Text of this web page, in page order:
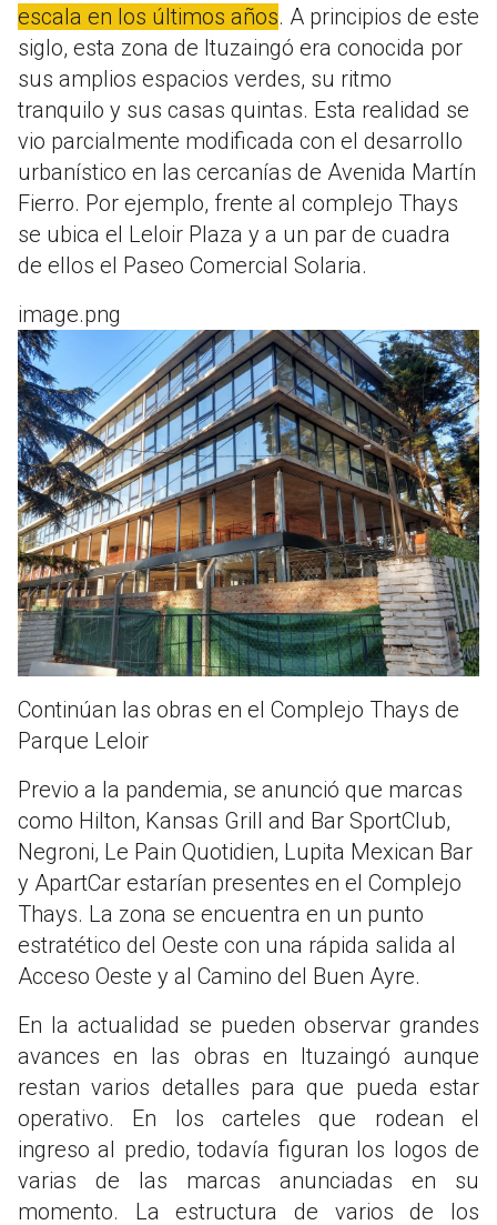
escala en los últimos años. A principios de este
siglo, esta zona de Ituzaingó era conocida por
sus amplios espacios verdes, su ritmo
tranquilo y sus casas quintas. Esta realidad se
vio parcialmente modificada con el desarrollo
urbanístico en las cercanías de Avenida Martín
Fierro. Por ejemplo, frente al complejo Thays
se ubica el Leloir Plaza y a un par de cuadra
de ellos el Paseo Comercial Solaria.
image.png
Continúan las obras en el Complejo Thays de
Parque Leloir
Previo a la pandemia, se anunció que marcas
como Hilton, Kansas Grill and Bar SportClub,
Negroni, Le Pain Quotidien, Lupita Mexican Bar
y ApartCar estarían presentes en el Complejo
Thays. La zona se encuentra en un punto
estratético del Oeste con una rápida salida al
Acceso Oeste y al Camino del Buen Ayre.
En la actualidad se pueden observar grandes
avances en las obras en Ituzaingó aunque
restan varios detalles para que pueda estar
operativo. En los carteles que rodean el
ingreso al predio, todavía figuran los logos de
varias de las marcas anunciadas en su
momento. La estructura de varios de los